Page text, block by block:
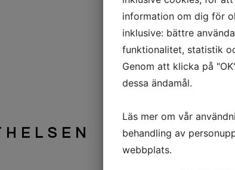
information om dig för
inklusive: bättre
funktionalitet, statistik
Genom att klicka på
dessa ändamål.
Läs mer om vår
behandling av
webbplats.